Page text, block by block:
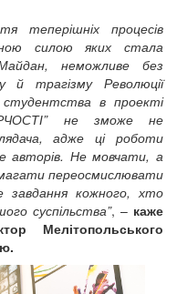
теперішніх процесів
силою яких стала
неможливе без
й трагізму Революції
студентства в проекті
не зможе не
адже ці роботи
авторів. Не мовчати, а
переосмислювати
кожного, хто
суспільства”, – каже
Мелітопольського